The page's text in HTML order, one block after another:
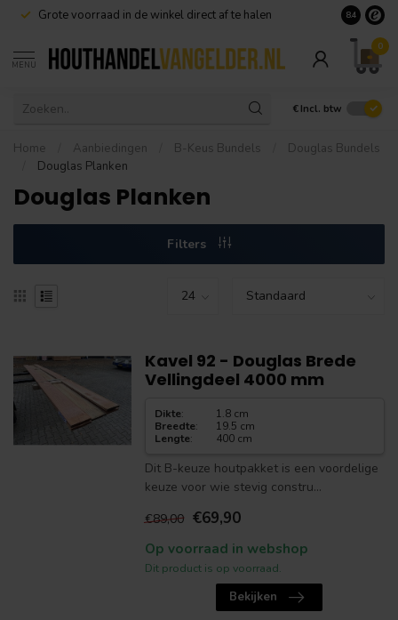
Grote voorraad in de winkel direct af te halen 8.4
MENU
0
€ Incl. btw
Home Aanbiedingen B-Keus Bundels
Douglas Bundels
Douglas Planken
Douglas Planken
Filters
Kavel 92 - Douglas Brede
Vellingdeel 4000 mm
Dikte:
1.8 cm
Breedte:
19.5 cm
Lengte: 400 cm
Dit B-keuze houtpakket is een voordelige
keuze voor wie stevig constru...
€89,00 €69,90
Op voorraad in webshop
Dit product is op voorraad.
Bekijken